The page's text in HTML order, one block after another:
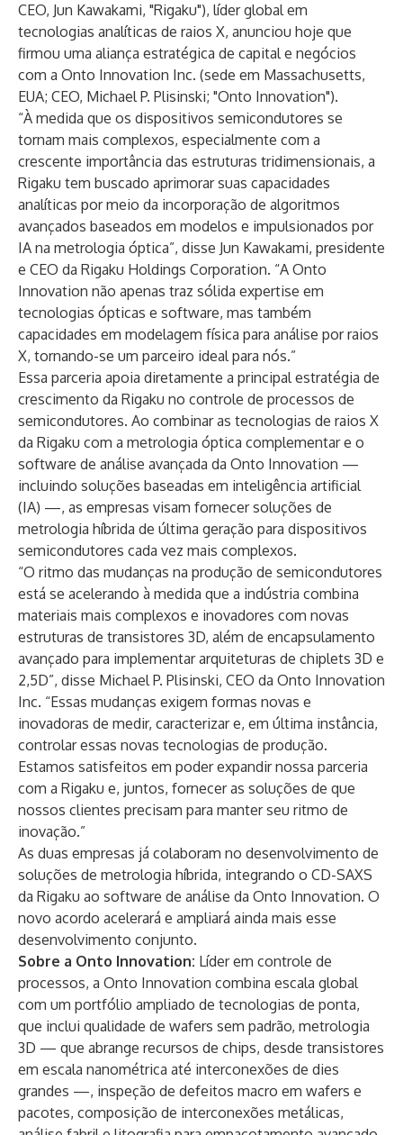
CEO, Jun Kawakami, "Rigaku"), líder global em
tecnologias analíticas de raios X, anunciou hoje que
firmou uma aliança estratégica de capital e negócios
com a Onto Innovation Inc. (sede em Massachusetts,
EUA; CEO, Michael P. Plisinski; "Onto Innovation").
“À medida que os dispositivos semicondutores se
tornam mais complexos, especialmente com a
crescente importância das estruturas tridimensionais, a
Rigaku tem buscado aprimorar suas capacidades
analíticas por meio da incorporação de algoritmos
avançados baseados em modelos e impulsionados por
IA na metrologia óptica”, disse Jun Kawakami, presidente
e CEO da Rigaku Holdings Corporation. “A Onto
Innovation não apenas traz sólida expertise em
tecnologias ópticas e software, mas também
capacidades em modelagem física para análise por raios
X, tornando-se um parceiro ideal para nós.”
Essa parceria apoia diretamente a principal estratégia de
crescimento da Rigaku no controle de processos de
semicondutores. Ao combinar as tecnologias de raios X
da Rigaku com a metrologia óptica complementar e o
software de análise avançada da Onto Innovation —
incluindo soluções baseadas em inteligência artificial
(IA) —, as empresas visam fornecer soluções de
metrologia híbrida de última geração para dispositivos
semicondutores cada vez mais complexos.
“O ritmo das mudanças na produção de semicondutores
está se acelerando à medida que a indústria combina
materiais mais complexos e inovadores com novas
estruturas de transistores 3D, além de encapsulamento
avançado para implementar arquiteturas de chiplets 3D e
2,5D”, disse Michael P. Plisinski, CEO da Onto Innovation
Inc. “Essas mudanças exigem formas novas e
inovadoras de medir, caracterizar e, em última instância,
controlar essas novas tecnologias de produção.
Estamos satisfeitos em poder expandir nossa parceria
com a Rigaku e, juntos, fornecer as soluções de que
nossos clientes precisam para manter seu ritmo de
inovação.”
As duas empresas já colaboram no desenvolvimento de
soluções de metrologia híbrida, integrando o CD-SAXS
da Rigaku ao software de análise da Onto Innovation. O
novo acordo acelerará e ampliará ainda mais esse
desenvolvimento conjunto.
Sobre a Onto Innovation: Líder em controle de
processos, a Onto Innovation combina escala global
com um portfólio ampliado de tecnologias de ponta,
que inclui qualidade de wafers sem padrão, metrologia
3D — que abrange recursos de chips, desde transistores
em escala nanométrica até interconexões de dies
grandes —, inspeção de defeitos macro em wafers e
pacotes, composição de interconexões metálicas,